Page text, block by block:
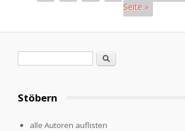
Seite »
Suche
Stöbern
alle Autoren auflisten